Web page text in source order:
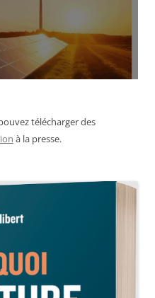
télécharger des
à la presse.